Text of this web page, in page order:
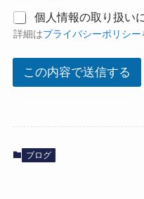
個人情報の取り扱い
詳細はプライバシーポリシー
この内容で送信する
ブログ